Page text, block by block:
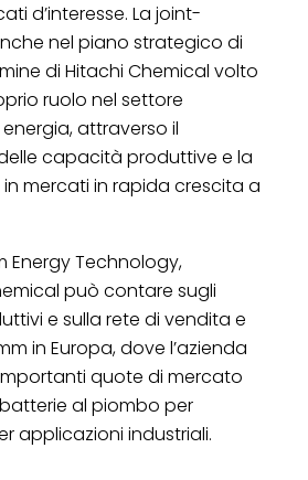
d’interesse. La joint-
nel piano strategico di
di Hitachi Chemical volto
ruolo nel settore
attraverso il
capacità produttive e la
mercati in rapida crescita a
Energy Technology,
può contare sugli
e sulla rete di vendita e
in Europa, dove l’azienda
quote di mercato
al piombo per
applicazioni industriali.